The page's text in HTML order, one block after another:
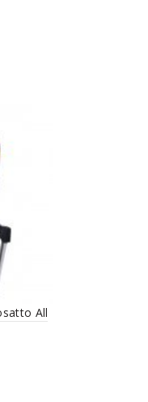
All